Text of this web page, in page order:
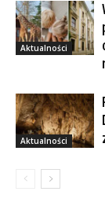
Aktualności
Aktualności